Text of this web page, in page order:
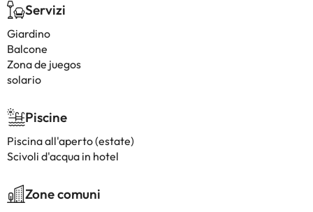
Servizi
Giardino
Balcone
Zona de juegos
solario
Piscine
Piscina all'aperto (estate)
Scivoli d'acqua in hotel
Zone comuni